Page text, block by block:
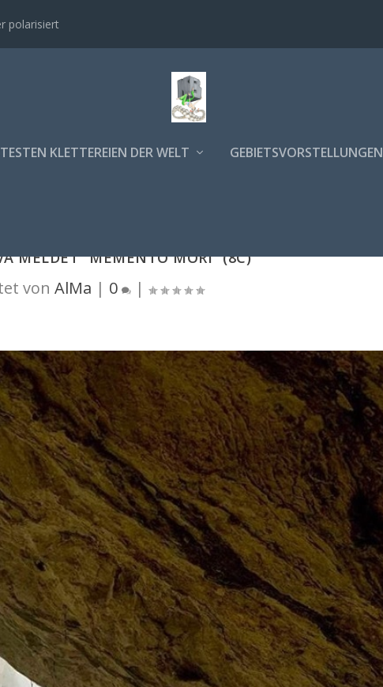
polarisiert
KLETTEREIEN DER WELT GEBIETSVORSTELLUNGEN
MELDET “MEMENTO MORI” (8C)
von AlMa | 0 |